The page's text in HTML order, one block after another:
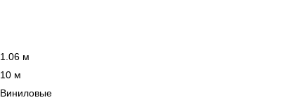
1.06 м
10 м
Виниловые